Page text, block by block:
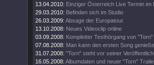
13.04.2010: Einziger Österreich Live Termin im
29.03.2010: Befinden sich im Studio
26.03.2009: Absage der Europatour.
13.10.2008: Neues Videoclip online
03.09.2008: Kompletter Testhörgang von
07.08.2008: Man kann den ersten Song
31.07.2008: "Torn" steht vor seiner
16.05.2008: Albumdaten und neuer "Torn"